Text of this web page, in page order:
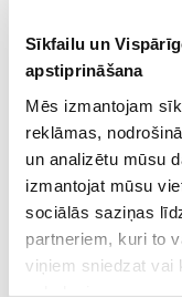
Sīkfailu un
apstiprināšana
Mēs izmantojam
reklāmas,
un analizētu mūsu
izmantojat mūsu
sociālās saziņas
partneriem, kuri to
viņiem sniedzat vai